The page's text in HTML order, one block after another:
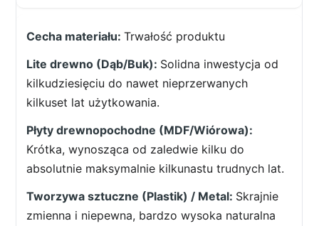
Trwałość produktu
Solidna inwestycja od
kilkudziesięciu do nawet nieprzerwanych
kilkuset lat użytkowania.
Krótka, wynosząca od zaledwie kilku do
absolutnie maksymalnie kilkunastu trudnych lat.
Skrajnie
zmienna i niepewna, bardzo wysoka naturalna